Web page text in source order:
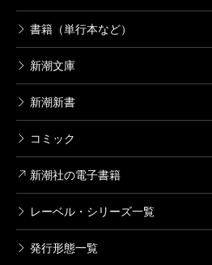
書籍（単行本など）
新潮文庫
新潮新書
コミック
新潮社の電子書籍
レーベル・シリーズ一覧
発行形態一覧